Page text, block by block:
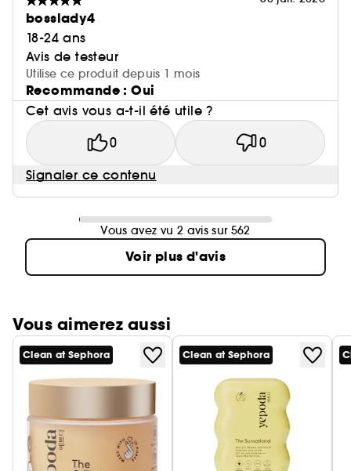
bosslady4
18-24 ans
Avis de testeur
Utilise ce produit depuis 1 mois
Recommande : Oui
Cet avis vous a-t-il été utile ?
0 0
Signaler ce contenu
Vous avez vu 2 avis sur 562
Voir plus d'avis
Vous aimerez aussi
Clean at Sephora Clean at Sephora